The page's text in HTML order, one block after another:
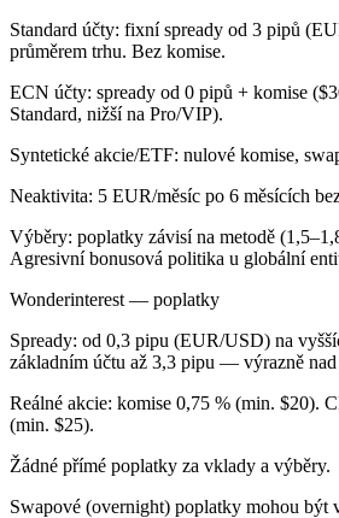
Standard účty: fixní spready od 3 pipů
průměrem trhu. Bez komise.
ECN účty: spready od 0 pipů + komise
Standard, nižší na Pro/VIP).
Syntetické akcie/ETF: nulové komise,
Neaktivita: 5 EUR/měsíc po 6 měsících
Výběry: poplatky závisí na metodě
Agresivní bonusová politika u globální
Wonderinterest — poplatky
Spready: od 0,3 pipu (EUR/USD) na
základním účtu až 3,3 pipu — výrazně nad
Reálné akcie: komise 0,75 % (min. $20).
(min. $25).
Žádné přímé poplatky za vklady a výběry.
Swapové (overnight) poplatky mohou být